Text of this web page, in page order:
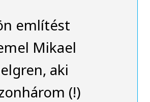
említést
Mikael
aki
(!)